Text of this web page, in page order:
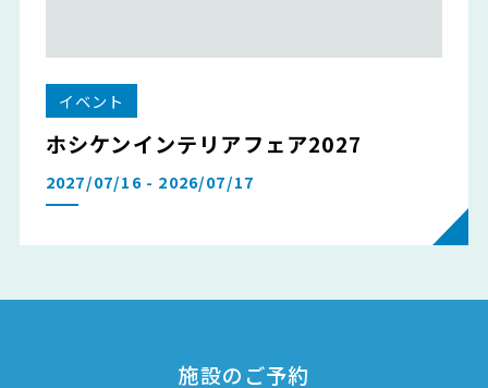
イベント
ホシケンインテリアフェア2027
2027/07/16 - 2026/07/17
施設のご予約